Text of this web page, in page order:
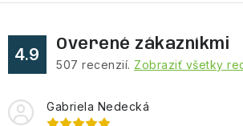
4.9
Overené zákazníkmi
507 recenzií. Zobraziť všetky
Gabriela Nedecká